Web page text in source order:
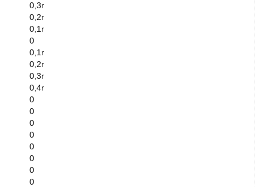
0,3r
0,2r
0,1r
0
0,1r
0,2r
0,3r
0,4r
0
0
0
0
0
0
0
0